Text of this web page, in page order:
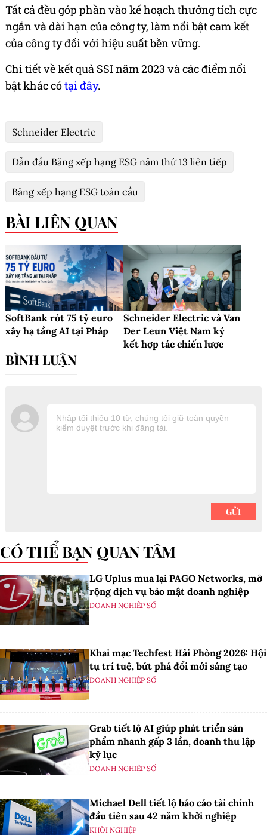
Tất cả đều góp phần vào kế hoạch thưởng tích cực
ngắn và dài hạn của công ty, làm nổi bật cam kết
của công ty đối với hiệu suất bền vững.
Chi tiết về kết quả SSI năm 2023 và các điểm nổi
bật khác cótại đây.
Schneider Electric
Dẫn đầu Bảng xếp hạng ESG năm thứ 13 liên tiếp
Bảng xếp hạng ESG toàn cầu
BÀI LIÊN QUAN
SoftBank rót 75 tỷ euro
xây hạ tầng AI tại Pháp
Schneider Electric và Van
Der Leun Việt Nam ký
kết hợp tác chiến lược
CÓ THỂ BẠN QUAN TÂM
LG Uplus mua lại PAGO Networks, mở
rộng dịch vụ bảo mật doanh nghiệp
DOANH NGHIỆP SỐ
Khai mạc Techfest Hải Phòng 2026: Hội
tụ trí tuệ, bứt phá đổi mới sáng tạo
DOANH NGHIỆP SỐ
Grab tiết lộ AI giúp phát triển sản
phẩm nhanh gấp 3 lần, doanh thu lập
kỷ lục
DOANH NGHIỆP SỐ
Michael Dell tiết lộ báo cáo tài chính
đầu tiên sau 42 năm khởi nghiệp
KHỞI NGHIỆP